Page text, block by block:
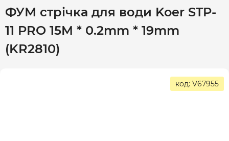
ФУМ стрічка для води Koer STP-
11 PRO 15M * 0.2mm * 19mm
(KR2810)
код: V67955